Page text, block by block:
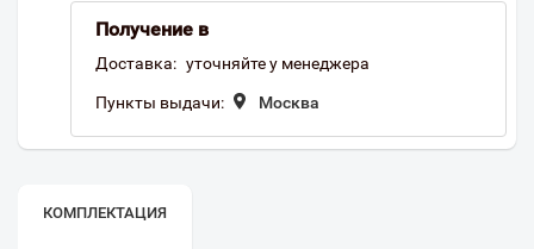
Получение в
Доставка: уточняйте у менеджера
Пункты выдачи: Москва
КОМПЛЕКТАЦИЯ